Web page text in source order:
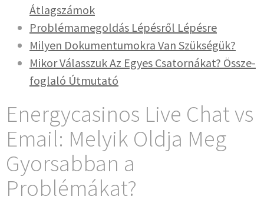
Átlagszámok
Pro­b­lé­ma­me­gol­dás Lépés­ről Lépésre
Mily­en Doku­men­tu­mo­kra Van Szükségük?
Mikor Válass­zuk Az Egyes Csa­torná­kat? Öss­ze­
fo­glaló Útmutató
Energycasinos Live Chat vs
Email: Melyik Oldja Meg
Gyorsabban a
Problémákat?